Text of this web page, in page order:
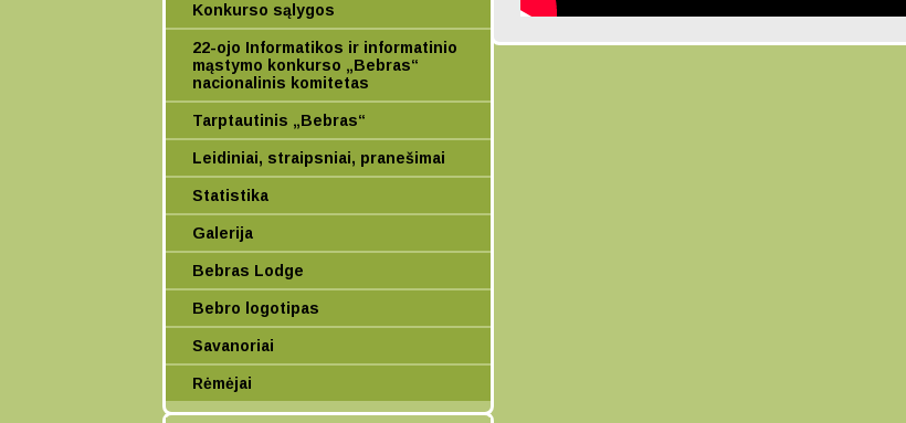
Konkurso sąlygos
22-ojo Informatikos ir informatinio
mąstymo konkurso „Bebras“
nacionalinis komitetas
Tarptautinis „Bebras“
Leidiniai, straipsniai, pranešimai
Statistika
Galerija
Bebras Lodge
Bebro logotipas
Savanoriai
Rėmėjai